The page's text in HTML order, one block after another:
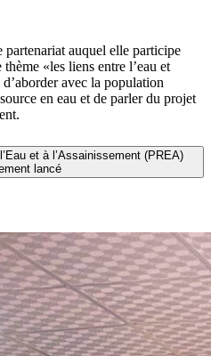
auquel elle participe
«les liens entre l’eau et
avec la population
en eau et de parler du projet
et à l’Assainissement (PREA)
lancé